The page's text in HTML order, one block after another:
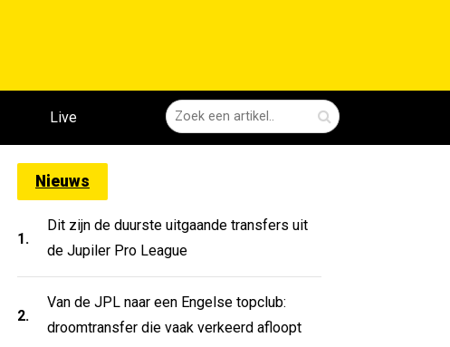
Live
Nieuws
1.
Dit zijn de duurste uitgaande transfers uit
de Jupiler Pro League
2.
Van de JPL naar een Engelse topclub:
droomtransfer die vaak verkeerd afloopt